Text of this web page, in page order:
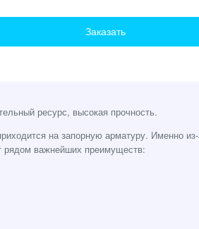
Заказать
ресурс, высокая прочность.
на запорную арматуру. Именно
важнейших преимуществ: